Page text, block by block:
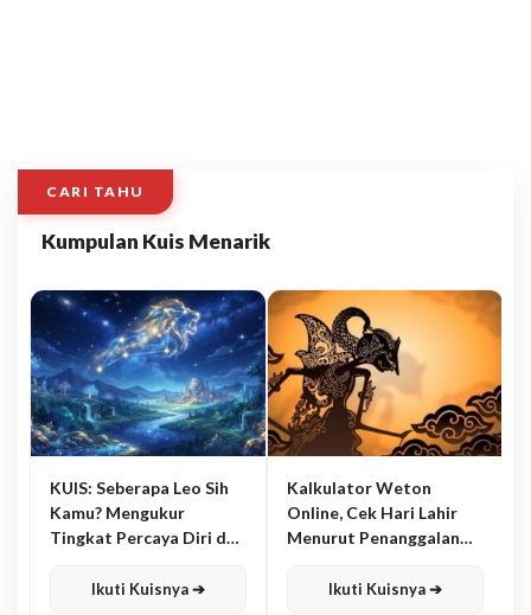
CARI TAHU
Kumpulan Kuis Menarik
KUIS: Seberapa Leo Sih
Kamu? Mengukur
Tingkat Percaya Diri dan
Ikuti Kuisnya ➔
Kalkulator Weton
Online, Cek Hari Lahir
Menurut Penanggalan
Ikuti Kuisnya ➔